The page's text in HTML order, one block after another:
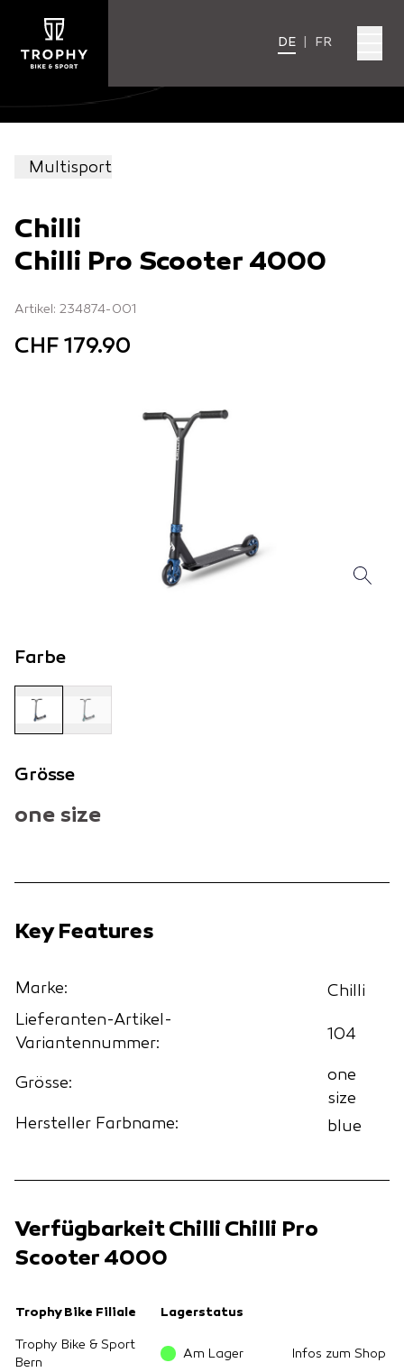
DE FR
Multisport
Chilli
Chilli Pro Scooter 4000
Artikel: 234874-001
CHF 179.90
Farbe
Grösse
one size
Key Features
Marke:
Chilli
Lieferanten-Artikel-
Variantennummer:
104
Grösse:
one
size
Hersteller Farbname:
blue
Verfügbarkeit Chilli Chilli Pro
Scooter 4000
Trophy Bike Filiale Lagerstatus
Trophy Bike & Sport
Bern
Am Lager Infos zum Shop